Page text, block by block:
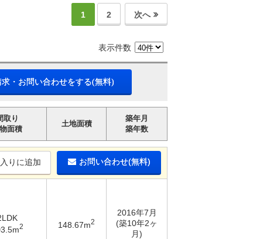
1 2 次へ
表示件数
求・お問い合わせをする(無料)
取り
面積
土地面積
築年月
築年数
りに追加 お問い合わせ(無料)
2 148.67m2
2016年7月
(築10年2ヶ
月)